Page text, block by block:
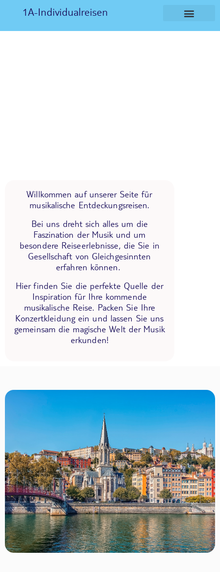
1A-Individualreisen
Willkommen auf unserer Seite für
musikalische Entdeckungsreisen.
Bei uns dreht sich alles um die
Faszination der Musik und um
besondere Reiseerlebnisse, die Sie in
Gesellschaft von Gleichgesinnten
erfahren können.
Hier finden Sie die perfekte Quelle der
Inspiration für Ihre kommende
musikalische Reise. Packen Sie Ihre
Konzertkleidung ein und lassen Sie uns
gemeinsam die magische Welt der Musik
erkunden!